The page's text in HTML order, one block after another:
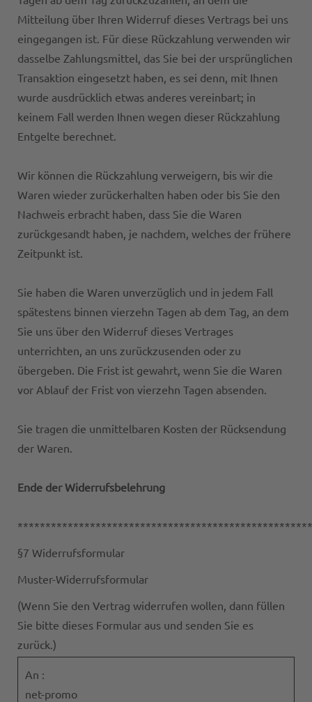
Mitteilung über Ihren Widerruf dieses Vertrags bei uns
eingegangen ist. Für diese Rückzahlung verwenden wir
dasselbe Zahlungsmittel, das Sie bei der ursprünglichen
Transaktion eingesetzt haben, es sei denn, mit Ihnen
wurde ausdrücklich etwas anderes vereinbart; in
keinem Fall werden Ihnen wegen dieser Rückzahlung
Entgelte berechnet.
Wir können die Rückzahlung verweigern, bis wir die
Waren wieder zurückerhalten haben oder bis Sie den
Nachweis erbracht haben, dass Sie die Waren
zurückgesandt haben, je nachdem, welches der frühere
Zeitpunkt ist.
Sie haben die Waren unverzüglich und in jedem Fall
spätestens binnen vierzehn Tagen ab dem Tag, an dem
Sie uns über den Widerruf dieses Vertrages
unterrichten, an uns zurückzusenden oder zu
übergeben. Die Frist ist gewahrt, wenn Sie die Waren
vor Ablauf der Frist von vierzehn Tagen absenden.
Sie tragen die unmittelbaren Kosten der Rücksendung
der Waren.
Ende der Widerrufsbelehrung
§7 Widerrufsformular
Muster-Widerrufsformular
(Wenn Sie den Vertrag widerrufen wollen, dann füllen
Sie bitte dieses Formular aus und senden Sie es
zurück.)
An :
net-promo